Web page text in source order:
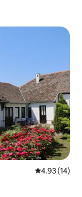
レビュー14
4.93 (14)